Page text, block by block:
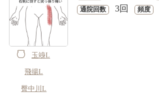
玉竧L
飛揚L
臀中川L
通院回数 3回 頻度